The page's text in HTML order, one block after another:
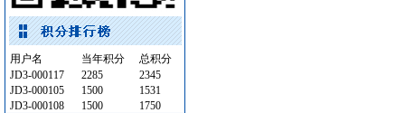
变配电 [采购中]
管材管件 [采购中]
防水防腐
[采购中]
外墙装饰
[采购中]
低压电器
[采购中]
用户名 当年积分
总积分
JD3-000117
2285
2345
JD3-000105
1500
1531
JD3-000108
1500
1750